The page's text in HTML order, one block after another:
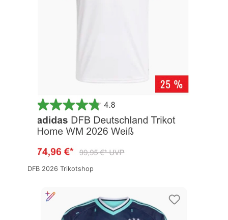
DFB 2026 Trikotshop